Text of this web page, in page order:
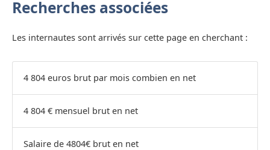
Recherches associées
Les internautes sont arrivés sur cette page en cherchant :
4 804 euros brut par mois combien en net
4 804 € mensuel brut en net
Salaire de 4804€ brut en net